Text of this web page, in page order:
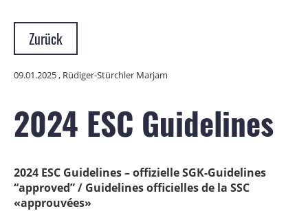
Zurück
09.01.2025, Rüdiger-Stürchler Marjam
2024 ESC Guidelines
2024 ESC Guidelines – offizielle SGK-Guidelines
“approved” / Guidelines officielles de la SSC
«approuvées»